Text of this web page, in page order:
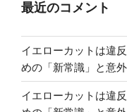
最近のコメント
イエローカットは違
めの「新常識」と意
イエローカットは違